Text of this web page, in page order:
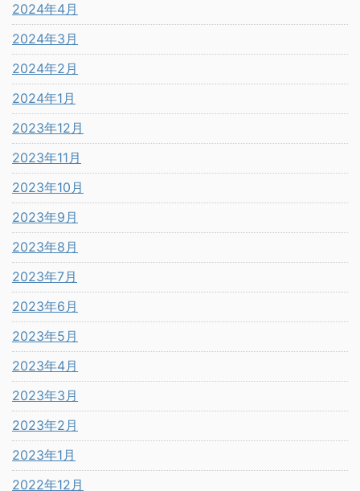
2024年4月
2024年3月
2024年2月
2024年1月
2023年12月
2023年11月
2023年10月
2023年9月
2023年8月
2023年7月
2023年6月
2023年5月
2023年4月
2023年3月
2023年2月
2023年1月
2022年12月